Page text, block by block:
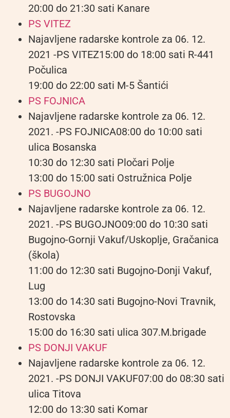
20:00 do 21:30 sati Kanare
PS VITEZ
Najavljene radarske kontrole za 06. 12.
2021 -PS VITEZ15:00 do 18:00 sati R-441
Počulica
19:00 do 22:00 sati M-5 Šantići
PS FOJNICA
Najavljene radarske kontrole za 06. 12.
2021. -PS FOJNICA08:00 do 10:00 sati
ulica Bosanska
10:30 do 12:30 sati Pločari Polje
13:00 do 15:00 sati Ostružnica Polje
PS BUGOJNO
Najavljene radarske kontrole za 06. 12.
2021. -PS BUGOJNO09:00 do 10:30 sati
Bugojno-Gornji Vakuf/Uskoplje, Gračanica
(škola)
11:00 do 12:30 sati Bugojno-Donji Vakuf,
Lug
13:00 do 14:30 sati Bugojno-Novi Travnik,
Rostovska
15:00 do 16:30 sati ulica 307.M.brigade
PS DONJI VAKUF
Najavljene radarske kontrole za 06. 12.
2021. -PS DONJI VAKUF07:00 do 08:30 sati
ulica Titova
12:00 do 13:30 sati Komar